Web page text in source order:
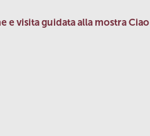
e visita guidata alla mostra Ciao